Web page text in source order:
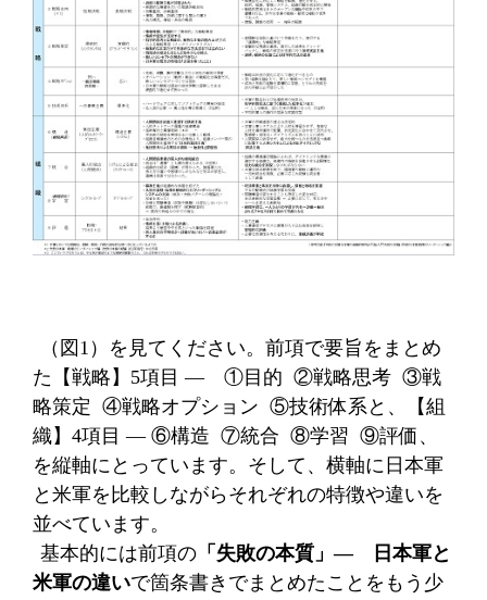
（図 1 ）を見てください。前項で要旨をまとめ
た【戦略】 5項目 ― ①目的 ②戦略思考 ③戦
略策定 ④戦略オプション ⑤技術体系と、【組
織】 4項目 ― ⑥構造 ⑦統合 ⑧学習 ⑨評価、
を縦軸にとっています。そして、横軸に日本軍
と米軍を比較しながらそれぞれの特徴や違いを
並べています。
基本的には前項の 「失敗の本質」― 日本軍と
米軍の違いで箇条書きでまとめたことをもう少